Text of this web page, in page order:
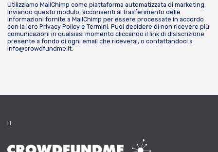
Utilizziamo MailChimp come piattaforma automatizzata di marketing.
Inviando questo modulo, acconsenti al trasferimento delle
informazioni fornite a MailChimp per essere processate in accordo
con la loro Privacy Policy e Termini . Puoi decidere di non ricevere più
comunicazioni in qualsiasi momento cliccando il link di disiscrizione
presente a fondo di ogni email che riceverai, o contattandoci a
info@crowdfundme.it
IT